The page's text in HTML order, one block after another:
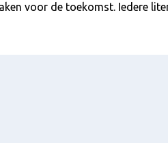
voor de toekomst. Iedere